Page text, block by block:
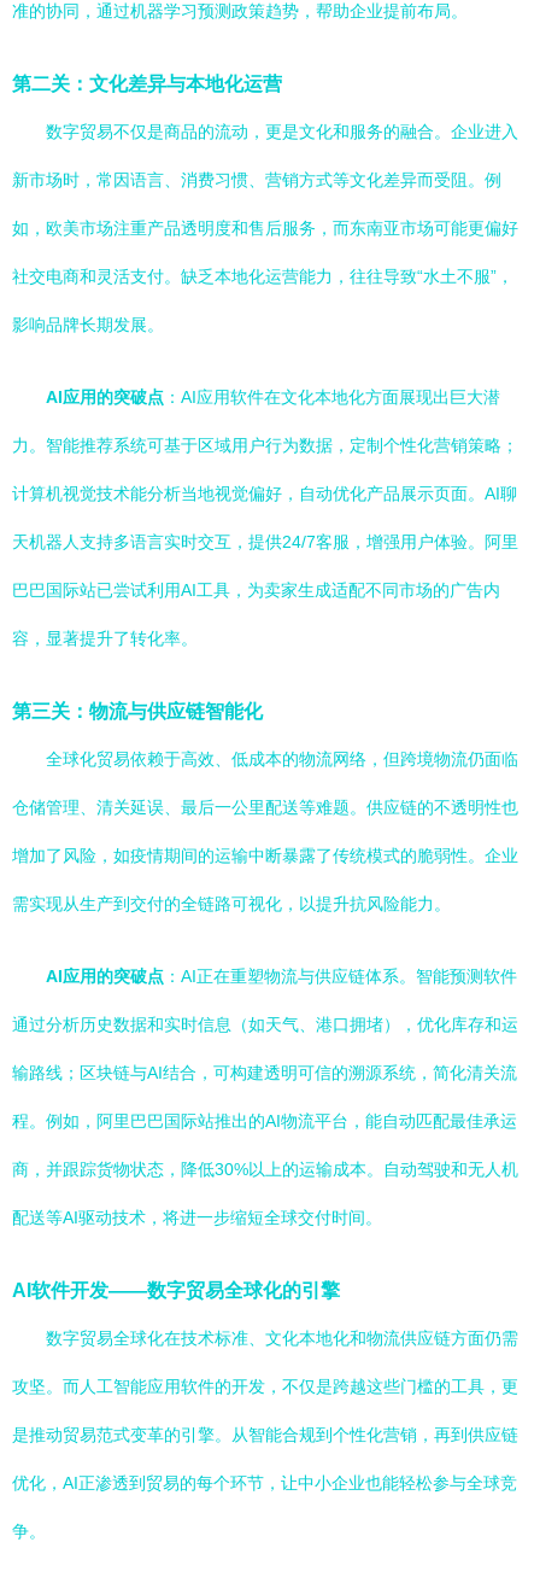
准的协同，通过机器学习预测政策趋势，帮助企业提前布局。
第二关：文化差异与本地化运营
数字贸易不仅是商品的流动，更是文化和服务的融合。企业进入
新市场时，常因语言、消费习惯、营销方式等文化差异而受阻。例
如，欧美市场注重产品透明度和售后服务，而东南亚市场可能更偏好
社交电商和灵活支付。缺乏本地化运营能力，往往导致“水土不服”，
影响品牌长期发展。
AI应用的突破点 ：AI应用软件在文化本地化方面展现出巨大潜
力。智能推荐系统可基于区域用户行为数据，定制个性化营销策略；
计算机视觉技术能分析当地视觉偏好，自动优化产品展示页面。AI聊
天机器人支持多语言实时交互，提供24/7客服，增强用户体验。阿里
巴巴国际站已尝试利用AI工具，为卖家生成适配不同市场的广告内
容，显著提升了转化率。
第三关：物流与供应链智能化
全球化贸易依赖于高效、低成本的物流网络，但跨境物流仍面临
仓储管理、清关延误、最后一公里配送等难题。供应链的不透明性也
增加了风险，如疫情期间的运输中断暴露了传统模式的脆弱性。企业
需实现从生产到交付的全链路可视化，以提升抗风险能力。
AI应用的突破点 ：AI正在重塑物流与供应链体系。智能预测软件
通过分析历史数据和实时信息（如天气、港口拥堵），优化库存和运
输路线；区块链与AI结合，可构建透明可信的溯源系统，简化清关流
程。例如，阿里巴巴国际站推出的AI物流平台，能自动匹配最佳承运
商，并跟踪货物状态，降低30%以上的运输成本。自动驾驶和无人机
配送等AI驱动技术，将进一步缩短全球交付时间。
AI软件开发——数字贸易全球化的引擎
数字贸易全球化在技术标准、文化本地化和物流供应链方面仍需
攻坚。而人工智能应用软件的开发，不仅是跨越这些门槛的工具，更
是推动贸易范式变革的引擎。从智能合规到个性化营销，再到供应链
优化，AI正渗透到贸易的每个环节，让中小企业也能轻松参与全球竞
争。